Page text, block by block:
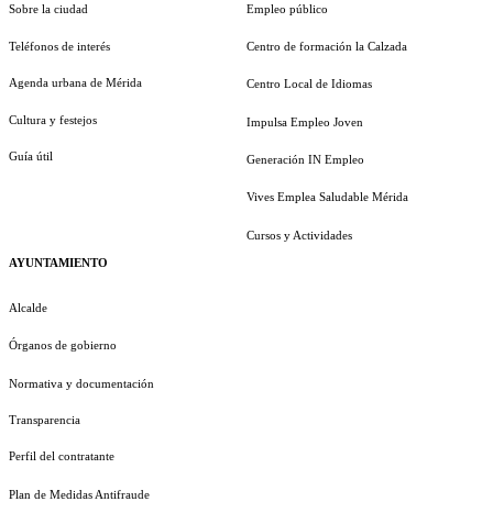
Sobre la ciudad
Teléfonos de interés
Agenda urbana de Mérida
Cultura y festejos
Guía útil
AYUNTAMIENTO
Alcalde
Órganos de gobierno
Normativa y documentación
Transparencia
Perfil del contratante
Plan de Medidas Antifraude
Empleo público
Centro de formación la Calzada
Centro Local de Idiomas
Impulsa Empleo Joven
Generación IN Empleo
Vives Emplea Saludable Mérida
Cursos y Actividades